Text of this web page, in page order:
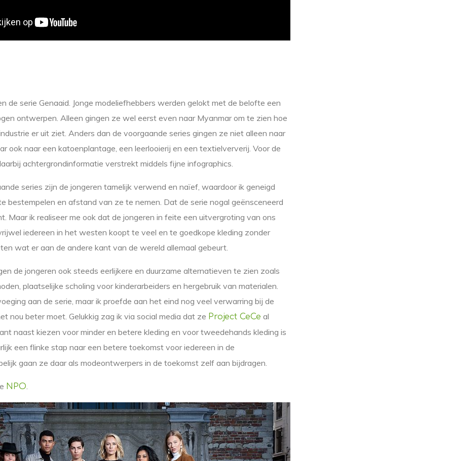
de serie Genaaid. Jonge modeliefhebbers werden gelokt met de belofte een
ontwerpen. Alleen gingen ze wel eerst even naar Myanmar om te zien hoe
er uit ziet. Anders dan de voorgaande series gingen ze niet alleen naar
ook naar een katoenplantage, een leerlooierij en een textielververij. Voor de
achtergrondinformatie verstrekt middels fijne infographics.
series zijn de jongeren tamelijk verwend en naïef, waardoor ik geneigd
bestempelen en afstand van ze te nemen. Dat de serie nogal geënsceneerd
Maar ik realiseer me ook dat de jongeren in feite een uitvergroting van ons
iedereen in het westen koopt te veel en te goedkope kleding zonder
wat er aan de andere kant van de wereld allemaal gebeurt.
de jongeren ook steeds eerlijkere en duurzame alternatieven te zien zoals
plaatselijke scholing voor kinderarbeiders en hergebruik van materialen.
aan de serie, maar ik proefde aan het eind nog veel verwarring bij de
nou beter moet. Gelukkig zag ik via social media dat ze Project CeCe al
naast kiezen voor minder en betere kleding en voor tweedehands kleding is
een flinke stap naar een betere toekomst voor iedereen in de
gaan ze daar als modeontwerpers in de toekomst zelf aan bijdragen.
NPO